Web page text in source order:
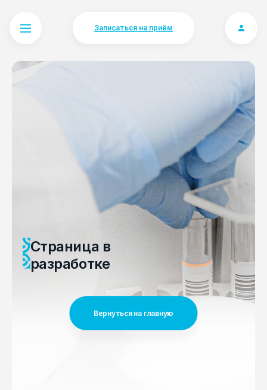
Записаться на приём
Страница в
разработке
Вернуться на главную